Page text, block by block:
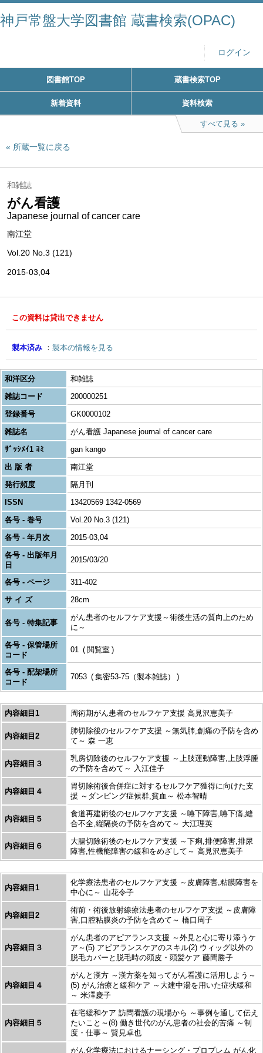
神戸常盤大学図書館 蔵書検索(OPAC)
ログイン
図書館TOP 蔵書検索TOP
新着資料 資料検索
すべて見る
所蔵一覧に戻る
和雑誌
がん看護
Japanese journal of cancer care
南江堂
Vol.20 No.3 (121)
2015-03,04
この資料は貸出できません
製本済み 製本の情報を見る
和洋区分
和雑誌
雑誌コード
200000251
登録番号
GK0000102
雑誌名
がん看護 Japanese journal of cancer care
ｻﾞｯｼﾒｲ1 ﾖﾐ
gan kango
出 版 者
南江堂
発行頻度
隔月刊
ISSN
13420569 1342-0569
各号 - 巻号
Vol.20 No.3 (121)
各号 - 年月次
2015-03,04
各号 - 出版年月
日
2015/03/20
各号 - ページ
311-402
サ イ ズ
28cm
各号 - 特集記事
がん患者のセルフケア支援～術後生活の質向上のため
に～
各号 - 保管場所
コード
01 閲覧室
各号 - 配架場所
コード
7053 集密53-75（製本雑誌）
内容細目1 周術期がん患者のセルフケア支援 高見沢恵美子
内容細目2
肺切除後のセルフケア支援 ～無気肺,創痛の予防を含め
て～ 森 一恵
内容細目３
乳房切除後のセルフケア支援 ～上肢運動障害,上肢浮腫
の予防を含めて～ 入江佳子
内容細目４
胃切除術後合併症に対するセルフケア獲得に向けた支
援 ～ダンピング症候群,貧血～ 松本智晴
内容細目５
食道再建術後のセルフケア支援 ～嚥下障害,嚥下痛,縫
合不全,縦隔炎の予防を含めて～ 大江理英
内容細目６
大腸切除術後のセルフケア支援 ～下痢,排便障害,排尿
障害,性機能障害の緩和をめざして～ 高見沢恵美子
内容細目1
化学療法患者のセルフケア支援 ～皮膚障害,粘膜障害を
中心に～ 山花令子
内容細目2
術前・術後放射線療法患者のセルフケア支援 ～皮膚障
害,口腔粘膜炎の予防を含めて～ 橋口周子
内容細目３
がん患者のアピアランス支援 ～外見と心に寄り添うケ
ア～(5) アピアランスケアのスキル(2) ウィッグ以外の
脱毛カバーと脱毛時の頭皮・頭髪ケア 藤間勝子
内容細目４
がんと漢方 ～漢方薬を知ってがん看護に活用しよう～
(5) がん治療と緩和ケア ～大建中湯を用いた症状緩和
～ 米澤慶子
内容細目５
在宅緩和ケア 訪問看護の現場から ～事例を通して伝え
たいこと～(8) 働き世代のがん患者の社会的苦痛 ～制
度・仕事～ 賢見卓也
がん化学療法におけるナーシング・プロブレム がん化